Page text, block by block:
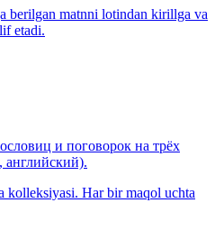
matnni lotindan kirillga va
etadi.
и поговорок на трёх
английский).
kolleksiyasi. Har bir maqol uchta